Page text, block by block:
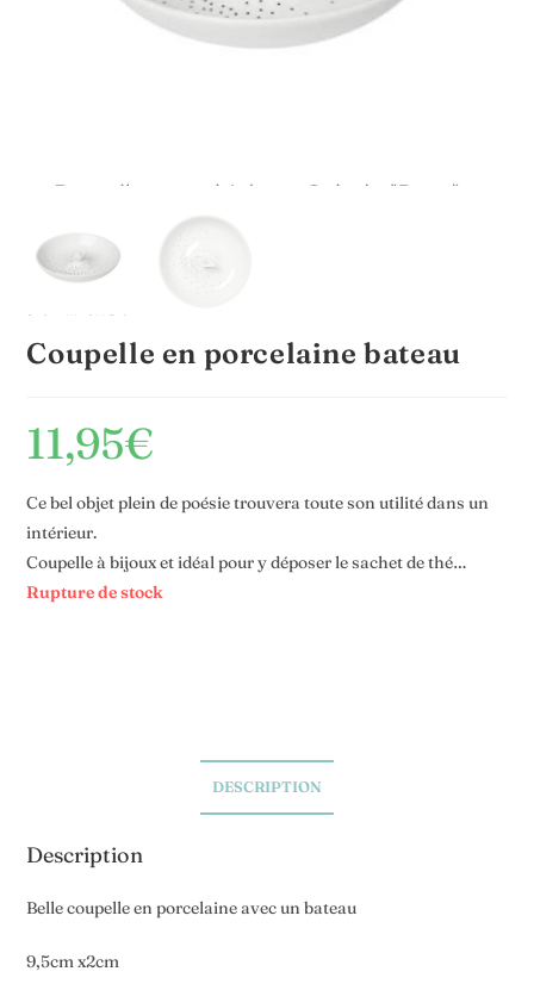
Coupelle en porcelaine bateau
11,95€
Ce bel objet plein de poésie trouvera toute son utilité dans un
intérieur.
Coupelle à bijoux et idéal pour y déposer le sachet de thé…
Rupture de stock
DESCRIPTION
Description
Belle coupelle en porcelaine avec un bateau
9,5cm x2cm